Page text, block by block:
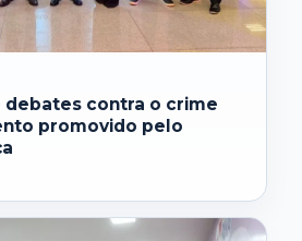
contra o crime
promovido pelo